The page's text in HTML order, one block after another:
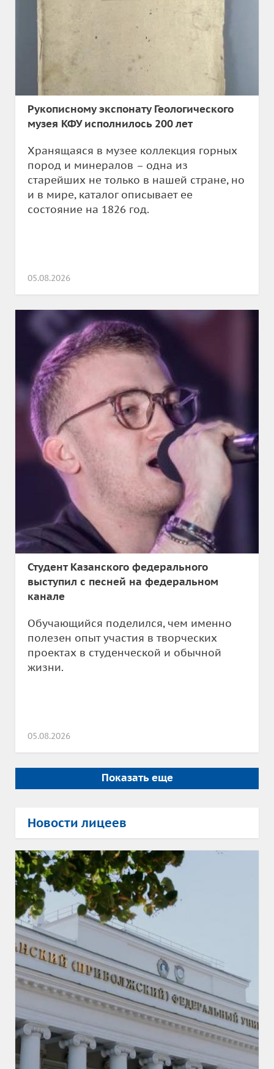
Рукописному экспонату Геологического
музея КФУ исполнилось 200 лет
Хранящаяся в музее коллекция горных
пород и минералов – одна из
старейших не только в нашей стране, но
и в мире, каталог описывает ее
состояние на 1826 год.
05.08.2026
Студент Казанского федерального
выступил с песней на федеральном
канале
Обучающийся поделился, чем именно
полезен опыт участия в творческих
проектах в студенческой и обычной
жизни.
05.08.2026
Показать еще
Новости лицеев